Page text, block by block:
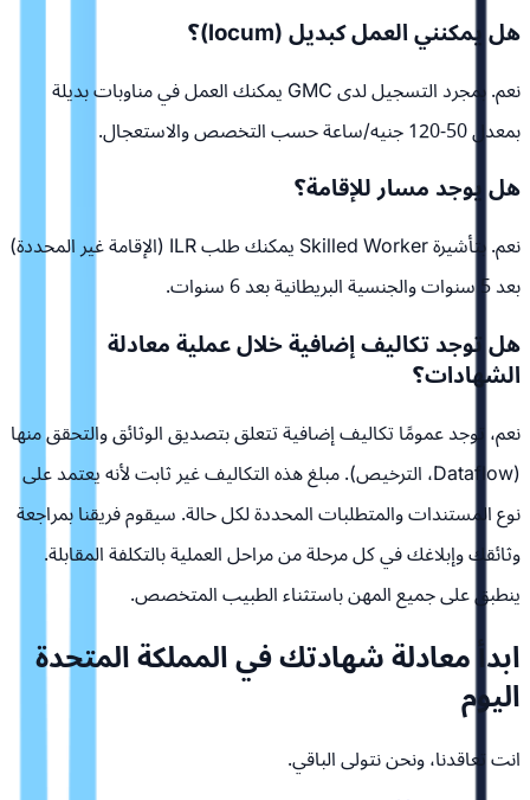
هل يمكنني العمل كبديل (locum)؟
نعم. بمجرد التسجيل لدى GMC يمكنك العمل في مناوبات بديلة
بمعدل 50-120 جنيه/ساعة حسب التخصص والاستعجال.
هل يوجد مسار للإقامة؟
نعم. بتأشيرة Skilled Worker يمكنك طلب ILR (الإقامة غير المحددة)
بعد 5 سنوات والجنسية البريطانية بعد 6 سنوات.
هل توجد تكاليف إضافية خلال عملية معادلة
الشهادات؟
نعم، توجد عمومًا تكاليف إضافية تتعلق بتصديق الوثائق والتحقق منها
(Dataflow، الترخيص). مبلغ هذه التكاليف غير ثابت لأنه يعتمد على
نوع المستندات والمتطلبات المحددة لكل حالة. سيقوم فريقنا بمراجعة
وثائقك وإبلاغك في كل مرحلة من مراحل العملية بالتكلفة المقابلة.
ينطبق على جميع المهن باستثناء الطبيب المتخصص.
ابدأ معادلة شهادتك في المملكة المتحدة
اليوم
انت تعاقدنا، ونحن نتولى الباقي.